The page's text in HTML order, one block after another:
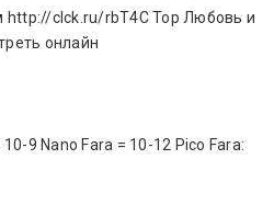
http://clck.ru/rbT4C Тор Любовь и
онлайн
9 Nano Fara = 10-12 Pico Fara: